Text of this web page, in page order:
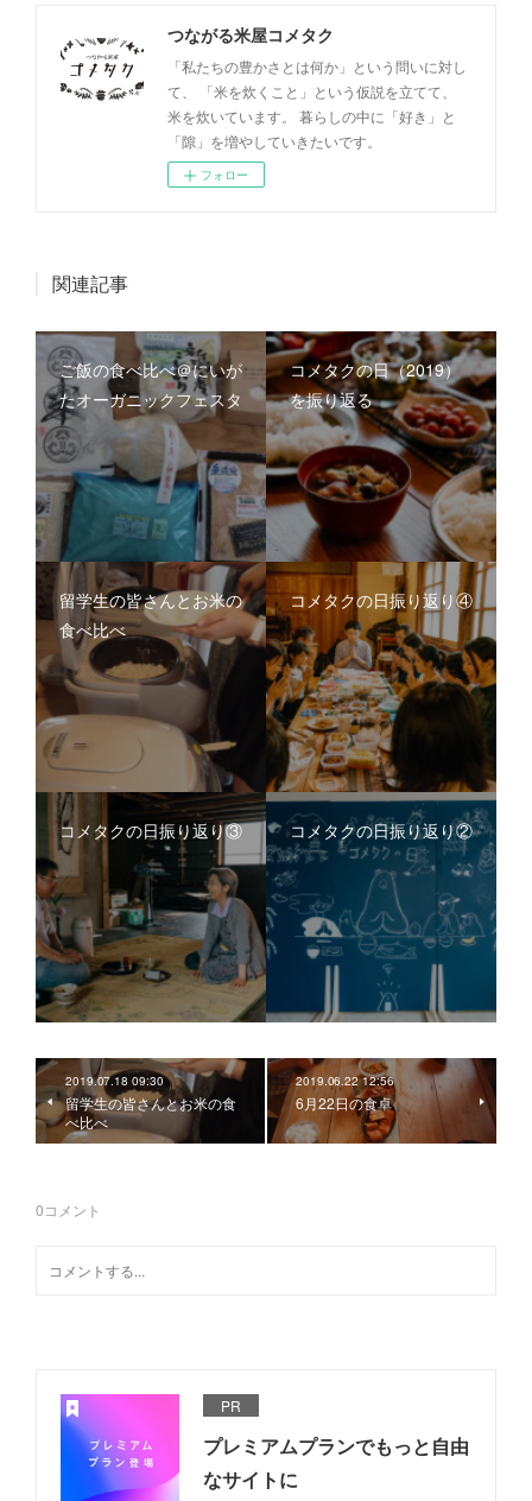
つながる米屋コメタク
「私たちの豊かさとは何か」という問いに対し
て、 「米を炊くこと」という仮説を立てて、
米を炊いています。 暮らしの中に「好き」と
「隙」を増やしていきたいです。
フォロー
関連記事
ご飯の食べ比べ＠にいが
たオーガニックフェスタ
コメタクの日（2019）
を振り返る
留学生の皆さんとお米の
食べ比べ
コメタクの日振り返り④
コメタクの日振り返り③ コメタクの日振り返り②
2019.07.18 09:30
留学生の皆さんとお米の食
べ比べ
2019.06.22 12:56
6月22日の食卓
0コメント
PR
プレミアムプランでもっと自由
なサイトに